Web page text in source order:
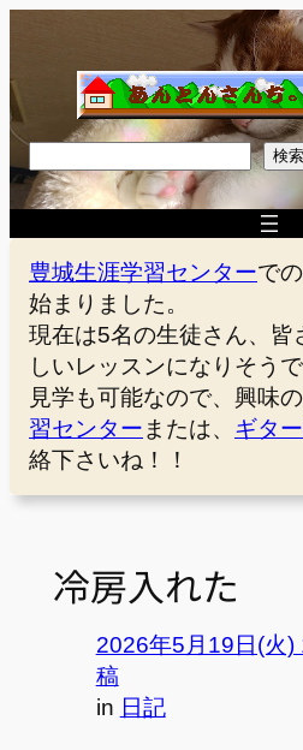
を
ス
キ
ッ
プ
索
検索
豊城生涯学習センターで
始まりました。
現在は5名の生徒さん、皆
しいレッスンになりそうで
見学も可能なので、興味
習センター または、 ギタ
絡下さいね！！
冷房入れた
2026年5月19日(火)
稿
in 日記